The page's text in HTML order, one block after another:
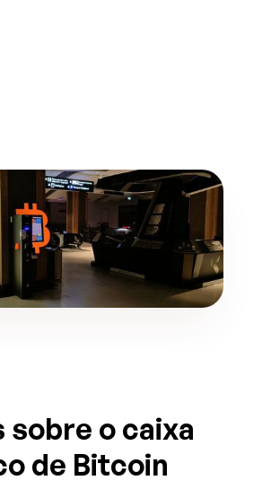
sobre o caixa
de Bitcoin